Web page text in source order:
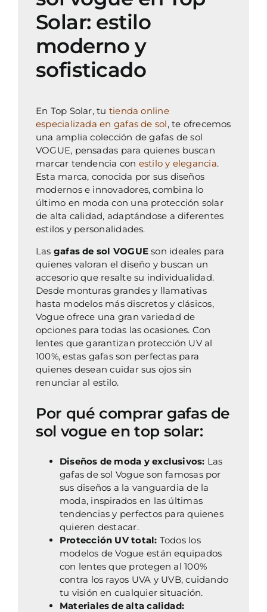
Solar: estilo
moderno y
sofisticado
En Top Solar, tu tienda online
especializada en gafas de sol, te ofrecemos
una amplia colección de gafas de sol
VOGUE, pensadas para quienes buscan
marcar tendencia con estilo y elegancia.
Esta marca, conocida por sus diseños
modernos e innovadores, combina lo
último en moda con una protección solar
de alta calidad, adaptándose a diferentes
estilos y personalidades.
Las gafas de sol VOGUEson ideales para
quienes valoran el diseño y buscan un
accesorio que resalte su individualidad.
Desde monturas grandes y llamativas
hasta modelos más discretos y clásicos,
Vogue ofrece una gran variedad de
opciones para todas las ocasiones. Con
lentes que garantizan protección UV al
100%, estas gafas son perfectas para
quienes desean cuidar sus ojos sin
renunciar al estilo.
Por qué comprar gafas de
sol vogue en top solar:
Diseños de moda y exclusivos: Las
gafas de sol Vogue son famosas por
sus diseños a la vanguardia de la
moda, inspirados en las últimas
tendencias y perfectos para quienes
quieren destacar.
Protección UV total: Todos los
modelos de Vogue están equipados
con lentes que protegen al 100%
contra los rayos UVA y UVB, cuidando
tu visión en cualquier situación.
Materiales de alta calidad: